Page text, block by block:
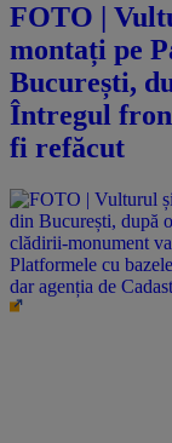
FOTO |
montați pe
București,
Întregul
fi refăcut
Platformele cu
dar agenția de